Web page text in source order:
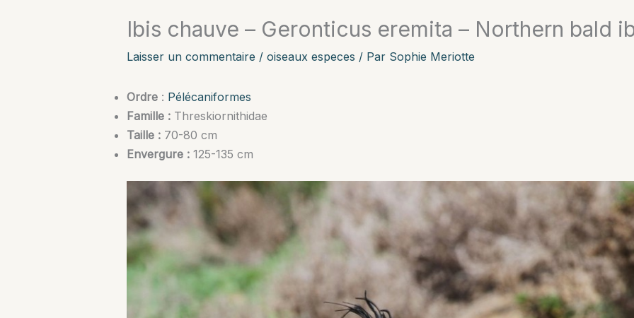
Ibis chauve – Geronticus eremita – Northern bald
Laisser un commentaire / oiseaux especes / Par Sophie Meriotte
Ordre: Pélécaniformes
Famille : Threskiornithidae
Taille :70-80 cm
Envergure :125-135 cm